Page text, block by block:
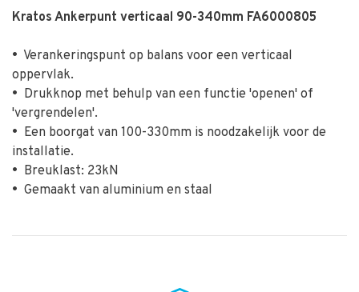
Kratos Ankerpunt verticaal 90-340mm FA6000805
• Verankeringspunt op balans voor een verticaal
oppervlak.
• Drukknop met behulp van een functie 'openen' of
'vergrendelen'.
• Een boorgat van 100-330mm is noodzakelijk voor de
installatie.
• Breuklast: 23kN
• Gemaakt van aluminium en staal